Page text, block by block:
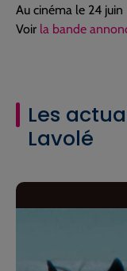
Au cinéma le 24 juin
Voir la bande
Les
Lavolé